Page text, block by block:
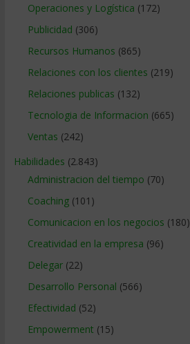
Operaciones y Logística (172)
Publicidad (306)
Recursos Humanos (865)
Relaciones con los clientes (219)
Relaciones publicas (132)
Tecnologia de Informacion (665)
Ventas (242)
Habilidades (2.843)
Administracion del tiempo (70)
Coaching(101)
Comunicacion en los negocios (180)
Creatividad en la empresa (96)
Delegar(22)
Desarrollo Personal (566)
Efectividad (52)
Empowerment (15)